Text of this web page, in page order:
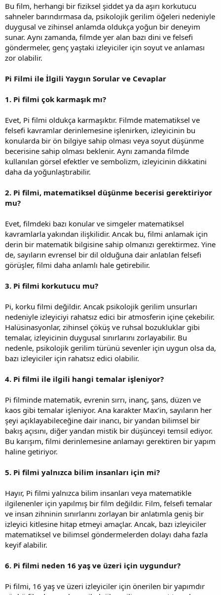
Bu film, herhangi bir fiziksel şiddet ya da aşırı korkutucu
sahneler barındırmasa da, psikolojik gerilim öğeleri nedeniyle
duygusal ve zihinsel anlamda oldukça yoğun bir deneyim
sunar. Aynı zamanda, filmde yer alan bazı dini ve felsefi
göndermeler, genç yaştaki izleyiciler için soyut ve anlaması
zor olabilir.
Pi Filmi ile İlgili Yaygın Sorular ve Cevaplar
1. Pi filmi çok karmaşık mı?
Evet, Pi filmi oldukça karmaşıktır. Filmde matematiksel ve
felsefi kavramlar derinlemesine işlenirken, izleyicinin bu
konularda bir ön bilgiye sahip olması veya soyut düşünme
becerisine sahip olması beklenir. Aynı zamanda filmde
kullanılan görsel efektler ve sembolizm, izleyicinin dikkatini
daha da yoğunlaştırabilir.
2. Pi filmi, matematiksel düşünme becerisi gerektiriyor
mu?
Evet, filmdeki bazı konular ve simgeler matematiksel
kavramlarla yakından ilişkilidir. Ancak bu, filmi anlamak için
derin bir matematik bilgisine sahip olmanızı gerektirmez. Yine
de, sayıların evrensel bir dil olduğuna dair anlatılan felsefi
görüşler, filmi daha anlamlı hale getirebilir.
3. Pi filmi korkutucu mu?
Pi, korku filmi değildir. Ancak psikolojik gerilim unsurları
nedeniyle izleyiciyi rahatsız edici bir atmosferin içine çekebilir.
Halüsinasyonlar, zihinsel çöküş ve ruhsal bozukluklar gibi
temalar, izleyicinin duygusal sınırlarını zorlayabilir. Bu
nedenle, psikolojik gerilim türünü sevenler için uygun olsa da,
bazı izleyiciler için rahatsız edici olabilir.
4. Pi filmi ile ilgili hangi temalar işleniyor?
Pi filminde matematik, evrenin sırrı, inanç, şans, düzen ve
kaos gibi temalar işleniyor. Ana karakter Max’in, sayıların her
şeyi açıklayabileceğine dair inancı, bir yandan bilimsel bir
bakış açısını, diğer yandan mistik bir düşünceyi temsil ediyor.
Bu karışım, filmi derinlemesine anlamayı gerektiren bir yapım
haline getiriyor.
5. Pi filmi yalnızca bilim insanları için mi?
Hayır, Pi filmi yalnızca bilim insanları veya matematikle
ilgilenenler için yapılmış bir film değildir. Film, felsefi temalar
ve insan zihninin sınırlarını zorlayan bir anlatımla geniş bir
izleyici kitlesine hitap etmeyi amaçlar. Ancak, bazı izleyiciler
matematiksel ve bilimsel göndermelerden dolayı daha fazla
keyif alabilir.
6. Pi filmi neden 16 yaş ve üzeri için uygundur?
Pi filmi, 16 yaş ve üzeri izleyiciler için önerilen bir yapımdır